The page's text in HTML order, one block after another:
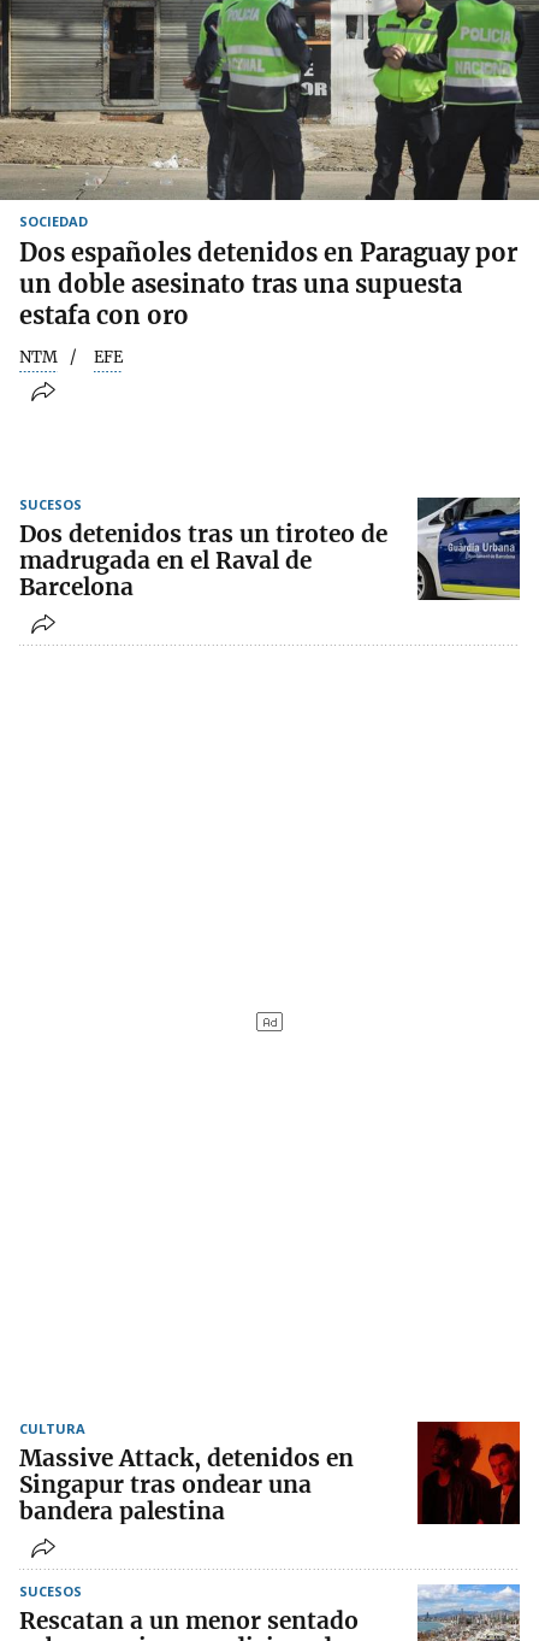
SOCIEDAD
Dos españoles detenidos en Paraguay por
un doble asesinato tras una supuesta
estafa con oro
NTM EFE
SUCESOS
Dos detenidos tras un tiroteo de
madrugada en el Raval de
Barcelona
CULTURA
Massive Attack, detenidos en
Singapur tras ondear una
bandera palestina
SUCESOS
Rescatan a un menor sentado